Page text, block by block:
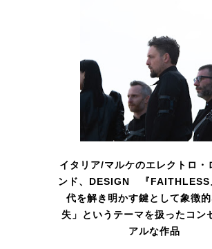
イタリア/マルケのエレクトロ・
ンド、DESIGN 『
代を解き明かす鍵として象徴
失」というテーマを扱ったコン
アルな作品